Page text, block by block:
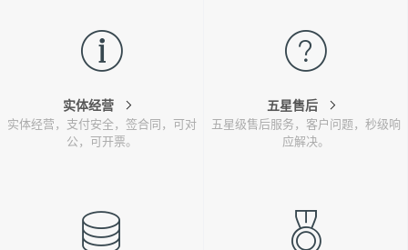
实体经营
实体经营，支付安全，签合同，可对
公，可开票。
五星售后
五星级售后服务，客户问题，秒级响
应解决。